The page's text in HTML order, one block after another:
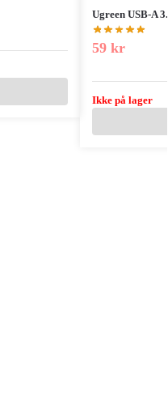
Ugreen USB-A
59 kr
Ikke på lager